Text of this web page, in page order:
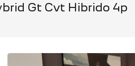
Gt Cvt Hibrido 4p